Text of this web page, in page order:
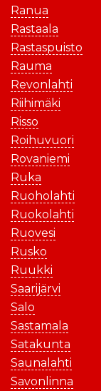
Ranua
Rastaala
Rastaspuisto
Rauma
Revonlahti
Riihimäki
Risso
Roihuvuori
Rovaniemi
Ruka
Ruoholahti
Ruokolahti
Ruovesi
Rusko
Ruukki
Saarijärvi
Salo
Sastamala
Satakunta
Saunalahti
Savonlinna